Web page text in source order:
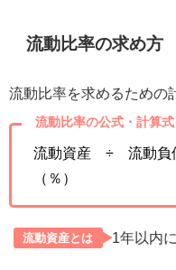
流動比率の求め方
流動比率を求めるための
流動比率の公式・計算式
流動資産 ÷ 流動
（％）
流動資産とは 1年以内